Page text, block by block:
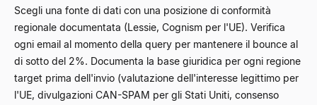
Scegli una fonte di dati con una posizione di conformità
regionale documentata (Lessie, Cognism per l'UE). Verifica
ogni email al momento della query per mantenere il bounce al
di sotto del 2%. Documenta la base giuridica per ogni regione
target prima dell'invio (valutazione dell'interesse legittimo per
l'UE, divulgazioni CAN-SPAM per gli Stati Uniti, consenso